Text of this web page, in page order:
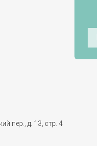
пер., д. 13, стр. 4